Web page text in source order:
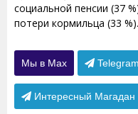
социальной пенсии (37
потери кормильца (33 %).
Мы в Max Telegram
Интересный Магадан